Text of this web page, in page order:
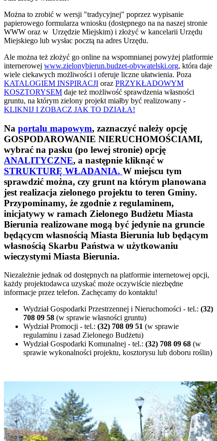
Można to zrobić w wersji "tradycyjnej" poprzez wypisanie
papierowego formularza wniosku (dostępnego na na naszej stronie
WWW oraz w Urzędzie Miejskim) i złożyć w kancelarii Urzędu
Miejskiego lub wysłac pocztą na adres Urzędu.
Ale można też złożyć go online na wspomnianej powyżej platformie
internerowej www.zielonybierun.budzet-obywatelski.org, która daje
wiele ciekawych możliwości i oferuje liczne ułatwienia. Poza
KATALOGIEM INSPIRACJI oraz PRZYKŁADOWYM
KOSZTORYSEM daje też możliwość sprawdzenia własności
gruntu, na którym zielony projekt miałby być realizowany -
KLIKNIJ I ZOBACZ JAK TO DZIAŁA!
Na portalu mapowym, zaznaczyć należy opcję
GOSPODAROWANIE NIERUCHOMOŚCIAMI,
wybrać na pasku (po lewej stronie) opcję
ANALITYCZNE, a następnie kliknąć w
STRUKTURĘ WŁADANIA. W miejscu tym
sprawdzić można, czy grunt na którym planowana
jest realizacja zielonego projektu to teren Gminy.
Przypominamy, że zgodnie z regulaminem,
inicjatywy w ramach Zielonego Budżetu Miasta
Bierunia realizowane mogą być jedynie na gruncie
będącycm własnością Miasta Bierunia lub będącym
własnością Skarbu Państwa w użytkowaniu
wieczystymi Miasta Bierunia.
Niezależnie jednak od dostępnych na platformie internetowej opcji,
każdy projektodawca uzyskać może oczywiście niezbędne
informacje przez telefon. Zachęcamy do kontaktu!
Wydział Gospodarki Przestrzennej i Nieruchomości - tel.: (32)
708 09 58 (w sprawie własności gruntu)
Wydział Promocji - tel.: (32) 708 09 51 (w sprawie
regulaminu i zasad Zielonego Budżetu)
Wydział Gospodarki Komunalnej - tel.: (32) 708 09 68 (w
sprawie wykonalności projektu, kosztorysu lub doboru roślin)